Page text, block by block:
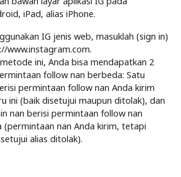
iPad, alias iPhone.
IG jenis web, masuklah (sign in)
www.instagram.com.
ini, Anda bisa mendapatkan 2
follow nan berbeda: Satu
permintaan follow nan Anda kirim
ini (baik disetujui maupun ditolak), dan
nan berisi permintaan follow nan
(permintaan nan Anda kirim, tetapi
alias ditolak).